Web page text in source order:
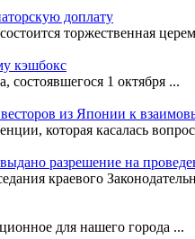
доплату
торжественная
кэшбокс
состоявшегося 1 октября ...
из Японии к
которая касалась
разрешение на
краевого
для нашего города ...